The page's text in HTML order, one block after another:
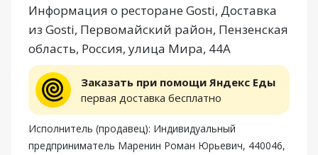
Информация о ресторане Gosti, Доставка
из Gosti, Первомайский район, Пензенская
область, Россия, улица Мира, 44А
Заказать при помощи Яндекс Еды
первая доставка бесплатно
Исполнитель (продавец): Индивидуальный
предприниматель Маренин Роман Юрьевич, 440046,